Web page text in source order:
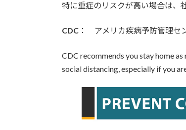
特に重症のリスクが高い場合は、
CDC ： アメリカ疾病予防管理セ
CDC recommends you stay home
social distancing, especially if you